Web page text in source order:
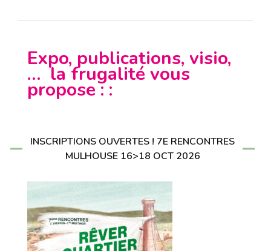
Expo, publications, visio,
… la frugalité vous
propose : :
INSCRIPTIONS OUVERTES ! 7E RENCONTRES
MULHOUSE 16>18 OCT 2026